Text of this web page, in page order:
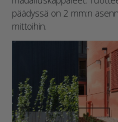
päädyssä on 2 mm:n
mittoihin.